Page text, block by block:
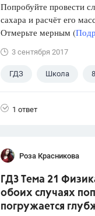
Попробуйте провести
сахара и расчёт его
Отмерьте мерным (
3 сентября 2017
ГДЗ Школа
1 ответ
Роза Красникова
ГДЗ Тема 21
обоих случаях
погружается